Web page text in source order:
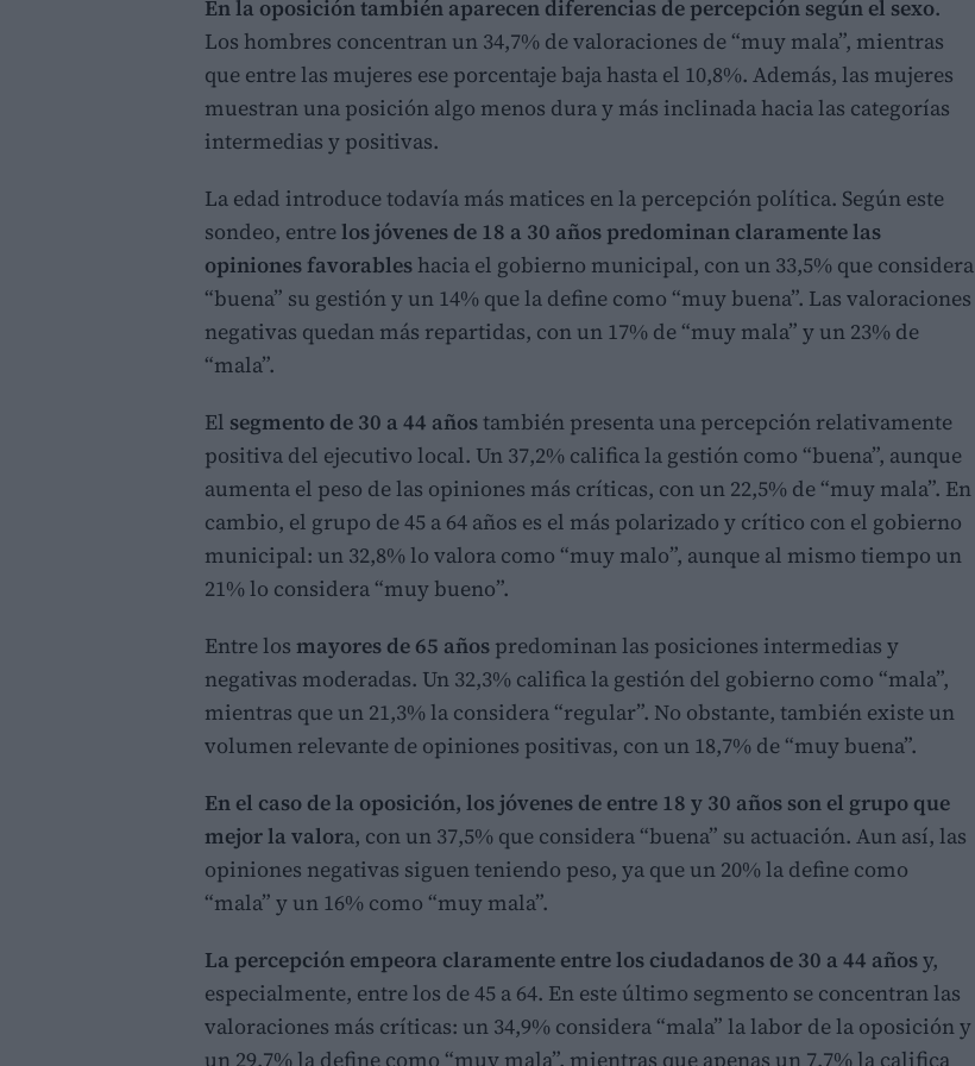
En la oposición también aparecen diferencias de percepción según el sexo.
Los hombres concentran un 34,7% de valoraciones de “muy mala”, mientras
que entre las mujeres ese porcentaje baja hasta el 10,8%. Además, las mujeres
muestran una posición algo menos dura y más inclinada hacia las categorías
intermedias y positivas.
La edad introduce todavía más matices en la percepción política. Según este
sondeo, entrelos jóvenes de 18 a 30 años predominan claramente las
opiniones favorables hacia el gobierno municipal, con un 33,5% que considera
“buena” su gestión y un 14% que la define como “muy buena”. Las valoraciones
negativas quedan más repartidas, con un 17% de “muy mala” y un 23% de
“mala”.
El segmento de 30 a 44 añostambién presenta una percepción relativamente
positiva del ejecutivo local. Un 37,2% califica la gestión como “buena”, aunque
aumenta el peso de las opiniones más críticas, con un 22,5% de “muy mala”. En
cambio, el grupo de 45 a 64 años es el más polarizado y crítico con el gobierno
municipal: un 32,8% lo valora como “muy malo”, aunque al mismo tiempo un
21% lo considera “muy bueno”.
Entre los mayores de 65 años predominan las posiciones intermedias y
negativas moderadas. Un 32,3% califica la gestión del gobierno como “mala”,
mientras que un 21,3% la considera “regular”. No obstante, también existe un
volumen relevante de opiniones positivas, con un 18,7% de “muy buena”.
En el caso de la oposición, los jóvenes de entre 18 y 30 años son el grupo que
mejor la valora, con un 37,5% que considera “buena” su actuación. Aun así, las
opiniones negativas siguen teniendo peso, ya que un 20% la define como
“mala” y un 16% como “muy mala”.
La percepción empeora claramente entre los ciudadanos de 30 a 44 añosy,
especialmente, entre los de 45 a 64. En este último segmento se concentran las
valoraciones más críticas: un 34,9% considera “mala” la labor de la oposición y
un 29,7% la define como “muy mala”, mientras que apenas un 7,7% la califica